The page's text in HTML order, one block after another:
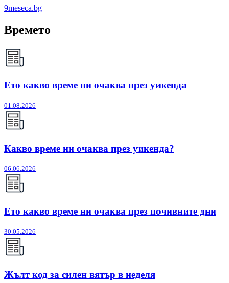
9meseca.bg
Времето
Ето какво време ни очаква през уикенда
01.08.2026
Какво време ни очаква през уикенда?
06.06.2026
Ето какво време ни очаква през почивните дни
30.05.2026
Жълт код за силен вятър в неделя